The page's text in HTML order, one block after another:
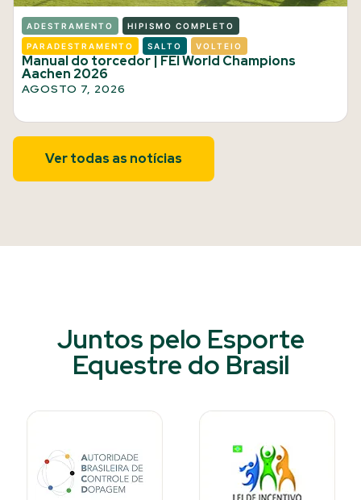
ADESTRAMENTO HIPISMO COMPLETO
PARADESTRAMENTO SALTO VOLTEIO
Manual do torcedor | FEI World Champions
Aachen 2026
AGOSTO 7, 2026
Ver todas as notícias
Juntos pelo Esporte
Equestre do Brasil​